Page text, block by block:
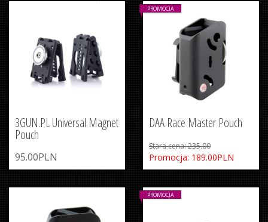
3GUN.PL Universal Magnet
Pouch
95.00PLN
DAA Race Master Pouch
Stara cena: 235.00
Promocja: 189.00PLN
PROMOCJA
PROMOCJA